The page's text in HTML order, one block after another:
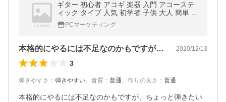
ギター 初心者 アコギ 楽器 入門 アコーステ
ィック タイプ 人気 初学者 子供 大人 簡単 子
供用 大人用が気軽に入門練習をする
PCマーケティング
本格的にやるには不足なのかもですが、ち… 2020/12/13
3
弾きやすさ ： 弾きやすい、 音質 ： 普通、 作りの良さ ： 普通
本格的にやるには不足なのかもですが、ちょっと弾きたい